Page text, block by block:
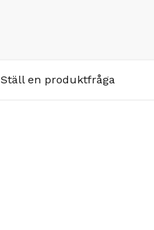
Ställ en produktfråga